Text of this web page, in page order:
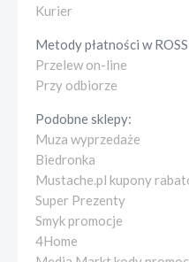
Kurier
Metody płatności w
Przelew on-line
Przy odbiorze
Podobne sklepy:
Muza wyprzedaże
Biedronka
Mustache.pl kupony
Super Prezenty
Smyk promocje
4Home